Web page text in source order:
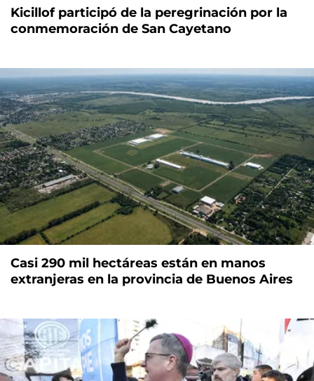
Kicillof participó de la peregrinación por la
conmemoración de San Cayetano
Casi 290 mil hectáreas están en manos
extranjeras en la provincia de Buenos Aires